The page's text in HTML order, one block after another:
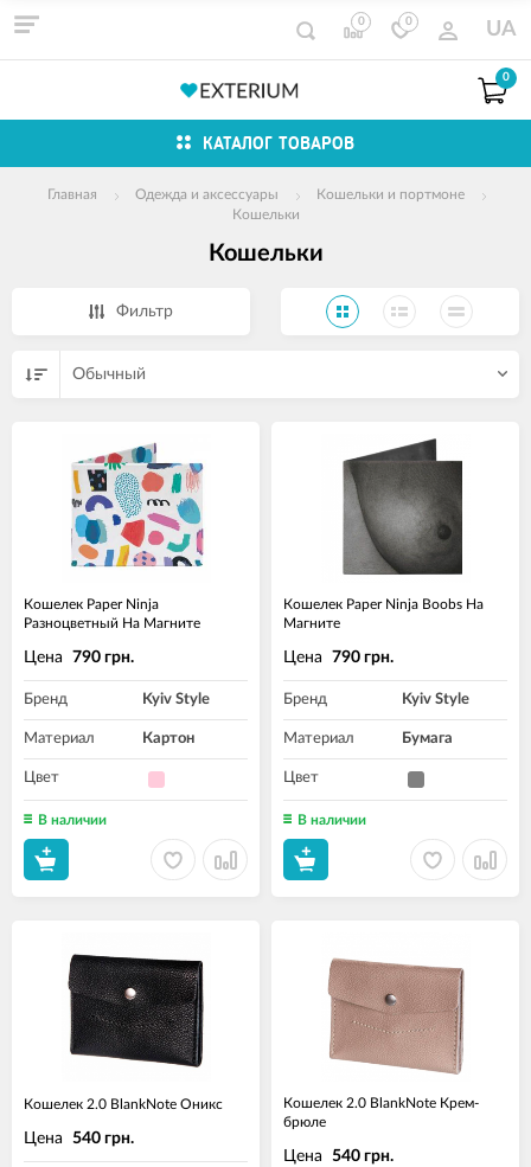
0 0 UA
0
КАТАЛОГ ТОВАРОВ
Главная Одежда и аксессуары
Кошельки и портмоне
Кошельки
Кошельки
Фильтр
Обычный
Кошелек Paper Ninja
Разноцветный На Магните
Цена 790 грн.
Бренд Kyiv Style
Материал Картон
Цвет
В наличии
Кошелек Paper Ninja Boobs На
Магните
Цена 790 грн.
Бренд Kyiv Style
Материал Бумага
Цвет
В наличии
Кошелек 2.0 BlankNote Оникс
Цена 540 грн.
Кошелек 2.0 BlankNote Крем-
брюле
Цена 540 грн.